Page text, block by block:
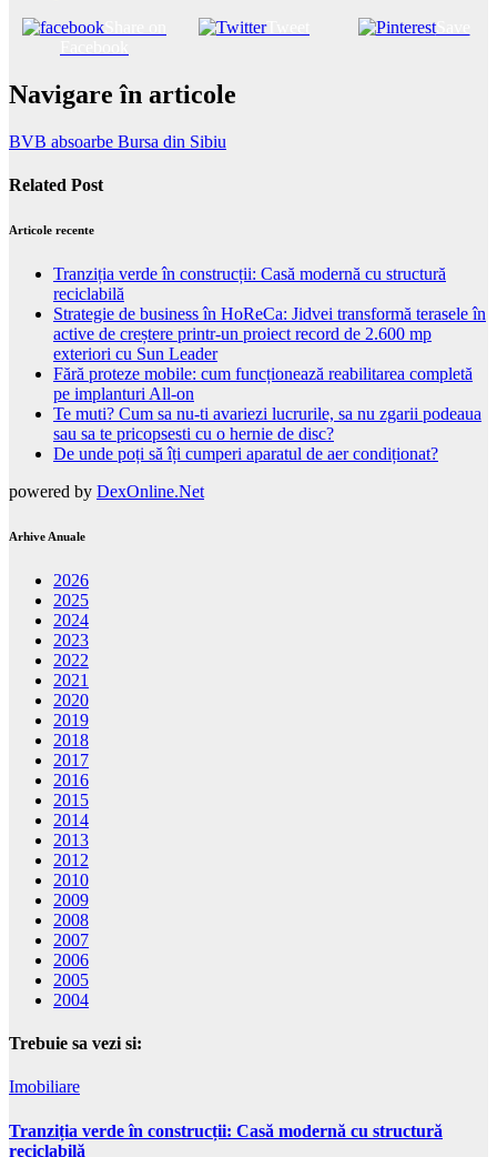
Tweet Save
Navigare în articole
BVB absoarbe Bursa din Sibiu
Related Post
Articole recente
Tranziția verde în construcții: Casă modernă cu structură
reciclabilă
Strategie de business în HoReCa: Jidvei transformă terasele în
active de creștere printr-un proiect record de 2.600 mp
exteriori cu Sun Leader
Fără proteze mobile: cum funcționează reabilitarea completă
pe implanturi All-on
Te muti? Cum sa nu-ti avariezi lucrurile, sa nu zgarii podeaua
sau sa te pricopsesti cu o hernie de disc?
De unde poți să îți cumperi aparatul de aer condiționat?
powered by DexOnline.Net
Arhive Anuale
2026
2025
2024
2023
2022
2021
2020
2019
2018
2017
2016
2015
2014
2013
2012
2010
2009
2008
2007
2006
2005
2004
Trebuie sa vezi si:
Imobiliare
Tranziția verde în construcții: Casă modernă cu structură
reciclabilă